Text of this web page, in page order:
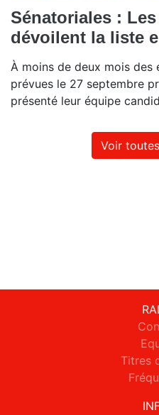
Sénatoriales :
dévoilent la liste
À moins de deux mois des
prévues le 27 septembre
présenté leur équipe
Voir
Titres